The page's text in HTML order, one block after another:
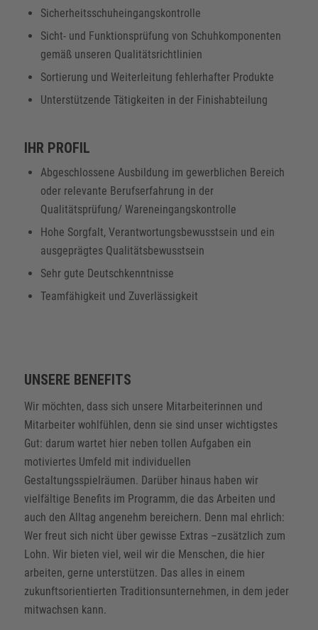
Sicherheitsschuheingangskontrolle
Sicht- und Funktionsprüfung von Schuhkomponenten
gemäß unseren Qualitätsrichtlinien
Sortierung und Weiterleitung fehlerhafter Produkte
Unterstützende Tätigkeiten in der Finishabteilung
IHR PROFIL
Abgeschlossene Ausbildung im gewerblichen Bereich
oder relevante Berufserfahrung in der
Qualitätsprüfung/ Wareneingangskontrolle
Hohe Sorgfalt, Verantwortungsbewusstsein und ein
ausgeprägtes Qualitätsbewusstsein
Sehr gute Deutschkenntnisse
Teamfähigkeit und Zuverlässigkeit
UNSERE BENEFITS
Wir möchten, dass sich unsere Mitarbeiterinnen und
Mitarbeiter wohlfühlen, denn sie sind unser wichtigstes
Gut: darum wartet hier neben tollen Aufgaben ein
motiviertes Umfeld mit individuellen
Gestaltungsspielräumen. Darüber hinaus haben wir
vielfältige Benefits im Programm, die das Arbeiten und
auch den Alltag angenehm bereichern. Denn mal ehrlich:
Wer freut sich nicht über gewisse Extras –zusätzlich zum
Lohn. Wir bieten viel, weil wir die Menschen, die hier
arbeiten, gerne unterstützen. Das alles in einem
zukunftsorientierten Traditionsunternehmen, in dem jeder
mitwachsen kann.